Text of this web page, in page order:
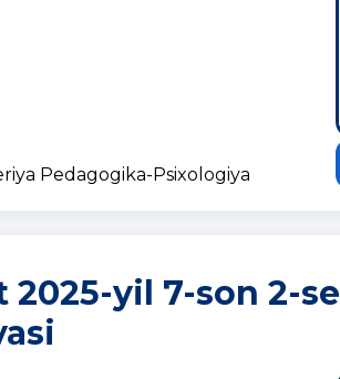
Pedagogika-Psixologiya
yil 7-son 2-